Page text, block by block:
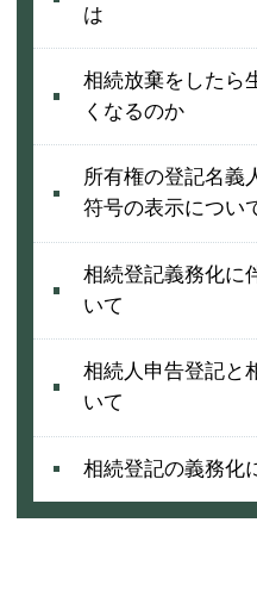
は
相続放棄をしたら
くなるのか
所有権の登記名義
符号の表示につい
相続登記義務化に
いて
相続人申告登記と
いて
相続登記の義務化